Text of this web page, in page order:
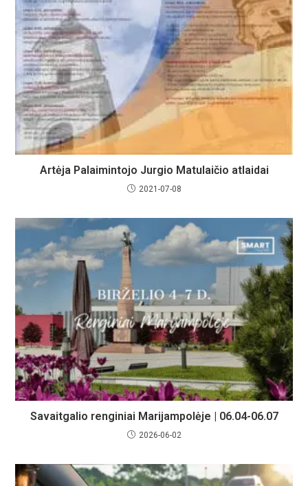
Artėja Palaimintojo Jurgio Matulaičio atlaidai
2021-07-08
Savaitgalio renginiai Marijampolėje | 06.04-06.07
2026-06-02